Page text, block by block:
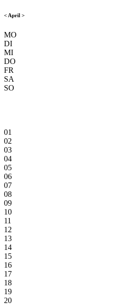
< April >
MO
DI
MI
DO
FR
SA
SO
01
02
03
04
05
06
07
08
09
10
11
12
13
14
15
16
17
18
19
20